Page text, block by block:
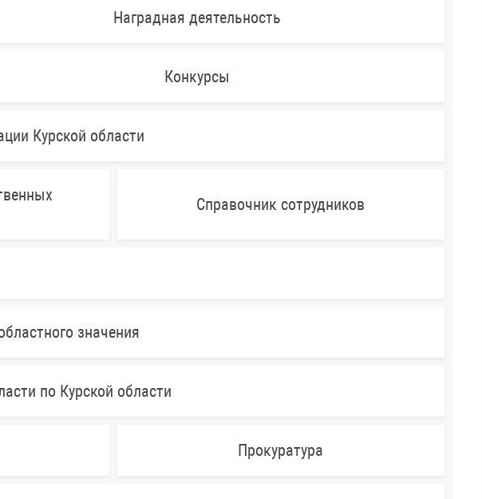
Наградная деятельность
Конкурсы
Курской области
Справочник сотрудников
значения
по Курской области
Прокуратура